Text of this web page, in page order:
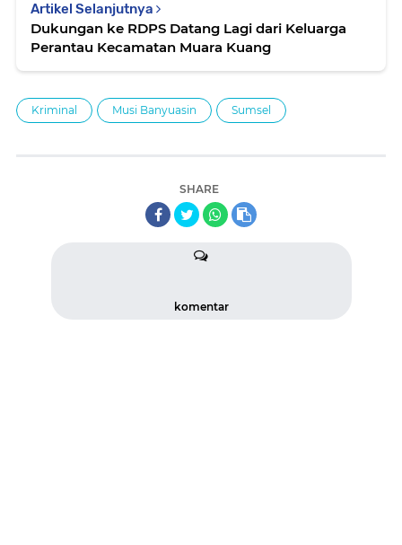
Artikel Selanjutnya
Dukungan ke RDPS Datang Lagi dari Keluarga
Perantau Kecamatan Muara Kuang
Kriminal Musi Banyuasin Sumsel
SHARE
komentar